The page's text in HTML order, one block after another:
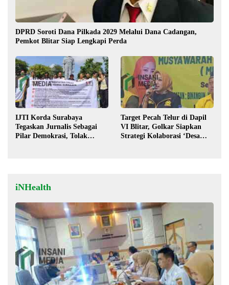
DPRD Soroti Dana Pilkada 2029 Melalui Dana Cadangan,
Pemkot Blitar Siap Lengkapi Perda
IJTI Korda Surabaya
Tegaskan Jurnalis Sebagai
Pilar Demokrasi, Tolak
Target Pecah Telur di Dapil
VI Blitar, Golkar Siapkan
Strategi Kolaborasi ‘Desa
iNHealth